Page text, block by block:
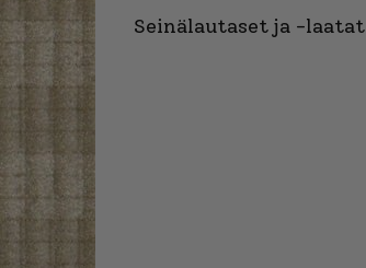
Seinälautaset ja -laatat